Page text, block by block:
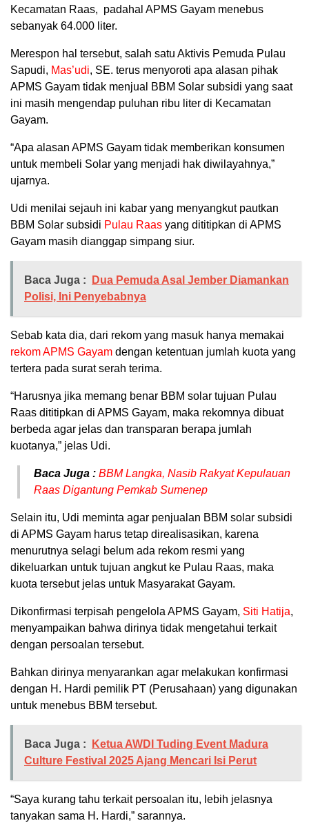
Kecamatan Raas, padahal APMS Gayam menebus
sebanyak 64.000 liter.
Merespon hal tersebut, salah satu Aktivis Pemuda Pulau
Sapudi, Mas’udi, SE. terus menyoroti apa alasan pihak
APMS Gayam tidak menjual BBM Solar subsidi yang saat
ini masih mengendap puluhan ribu liter di Kecamatan
Gayam.
“Apa alasan APMS Gayam tidak memberikan konsumen
untuk membeli Solar yang menjadi hak diwilayahnya,”
ujarnya.
Udi menilai sejauh ini kabar yang menyangkut pautkan
BBM Solar subsidi Pulau Raas yang dititipkan di APMS
Gayam masih dianggap simpang siur.
Baca Juga :
Dua Pemuda Asal Jember Diamankan
Polisi, Ini Penyebabnya
Sebab kata dia, dari rekom yang masuk hanya memakai
rekom APMS Gayam dengan ketentuan jumlah kuota yang
tertera pada surat serah terima.
“Harusnya jika memang benar BBM solar tujuan Pulau
Raas dititipkan di APMS Gayam, maka rekomnya dibuat
berbeda agar jelas dan transparan berapa jumlah
kuotanya,” jelas Udi.
Baca Juga : BBM Langka, Nasib Rakyat Kepulauan
Raas Digantung Pemkab Sumenep
Selain itu, Udi meminta agar penjualan BBM solar subsidi
di APMS Gayam harus tetap direalisasikan, karena
menurutnya selagi belum ada rekom resmi yang
dikeluarkan untuk tujuan angkut ke Pulau Raas, maka
kuota tersebut jelas untuk Masyarakat Gayam.
Dikonfirmasi terpisah pengelola APMS Gayam, Siti Hatija,
menyampaikan bahwa dirinya tidak mengetahui terkait
dengan persoalan tersebut.
Bahkan dirinya menyarankan agar melakukan konfirmasi
dengan H. Hardi pemilik PT (Perusahaan) yang digunakan
untuk menebus BBM tersebut.
Baca Juga :
Ketua AWDI Tuding Event Madura
Culture Festival 2025 Ajang Mencari Isi Perut
“Saya kurang tahu terkait persoalan itu, lebih jelasnya
tanyakan sama H. Hardi,” sarannya.